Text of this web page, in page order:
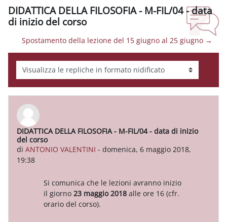
DIDATTICA DELLA FILOSOFIA - M-FIL/04 - data
di inizio del corso
Spostamento della lezione del 15 giugno al 25 giugno →
Modalità visualizzazione
DIDATTICA DELLA FILOSOFIA - M-FIL/04 - data di inizio
del corso
di ANTONIO VALENTINI - domenica, 6 maggio 2018,
19:38
Numero di risposte: 0
Si comunica che le lezioni avranno inizio
il giorno 23 maggio 2018 alle ore 16 (cfr.
orario del corso).